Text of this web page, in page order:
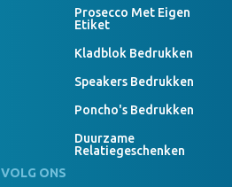
Prosecco Met Eigen
Etiket
Kladblok Bedrukken
Speakers Bedrukken
Poncho's Bedrukken
Duurzame
Relatiegeschenken
VOLG ONS